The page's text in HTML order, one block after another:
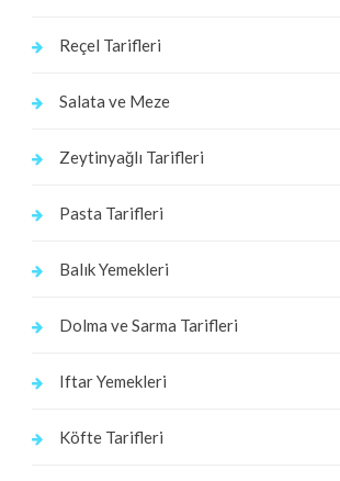
Reçel Tarifleri
Salata ve Meze
Zeytinyağlı Tarifleri
Pasta Tarifleri
Balık Yemekleri
Dolma ve Sarma Tarifleri
Iftar Yemekleri
Köfte Tarifleri